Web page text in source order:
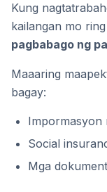
Kung
kailangan mo
pagbabago ng
Maaaring
bagay:
Impormasyon
Social
Mga